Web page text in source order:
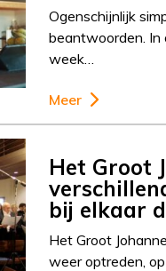
Ogenschijnlijk
beantwoorden. In
week…
Meer
Het Groot
bij elkaar
Het Groot
weer optreden,